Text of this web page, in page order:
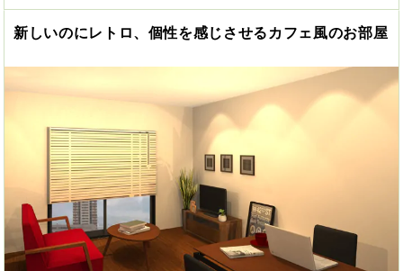
新しいのにレトロ、個性を感じさせるカフェ風のお部屋